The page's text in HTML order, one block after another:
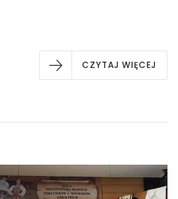
CZYTAJ WIĘCEJ